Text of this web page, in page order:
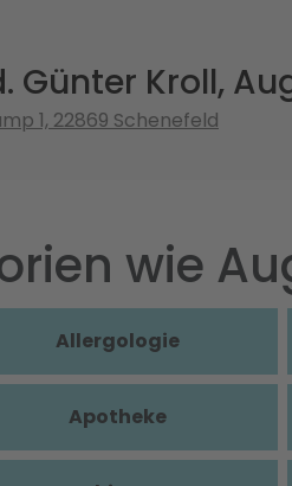
Günter Kroll,
1, 22869 Schenefeld
wie
Allergologie
Apotheke